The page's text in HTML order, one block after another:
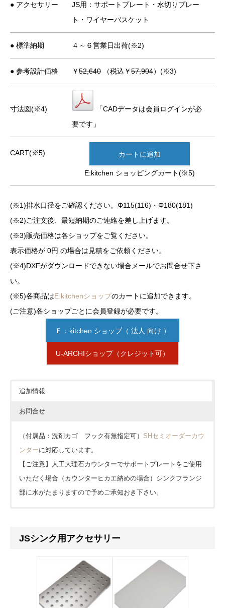
● アクセサリー
JS用：サポートプレート・水切りプレー
ト・ワイヤーバスケット
● 標準納期 ４～６営業日出荷(※2)
● 参考設計価格 ￥52,640 （税込￥57,904）(※3)
寸法図(※4)
「CADデータは会員ログインが必
要です」
CART(※5) カートに追加
E:kitchen ショッピングカート(※5)
(※1)排水口径をご確認ください。Φ115(116)・Φ180(181)
(※2)ご注文後、最短納期のご連絡を差し上げます。
(※3)販売価格は各ショップをご覧ください。
表示価格が 0円 の場合は見積をご依頼ください。
(※4)DXFがダウンロードできない場合メールでお問合せ下さ
い。
(※5)各商品はE:kitchenショップのカートに追加できます。
(ご注意)各ショップごとに会員登録が必要です。
Ｅ：kitchen ショップ（ 法人 向け ）
U-ARCHIショップ（クレジット可）
追加情報
お問合せ
（付属品：洗剤カゴ フック有無指定可） SHセミオーダーカウ
ンターに対応しています。
【ご注意】人工大理石カウンターでサポートプレートをご使用
いただく場合（カウンターヒカエ納めの場合）シンクフランジ
部に水がたまりますので予めご承知おき下さい。
※下記フォームは簡単なご質問にお使い下さい。
会員の方はこちらからでも見積依頼可能です。カウンターな
ど製作物は見積依頼シートや図面を添付してください。
JSシンク用アクセサリー